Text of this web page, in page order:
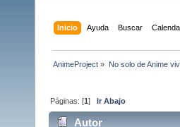
Inicio Ayuda Buscar
AnimeProject » No solo de Anime
Páginas: [1]Ir Abajo
Autor